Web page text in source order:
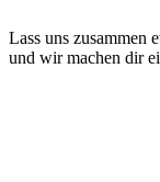
Lass uns zusammen
und wir machen dir